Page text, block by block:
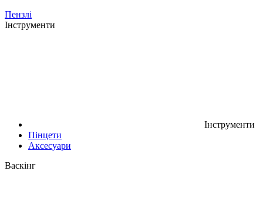
Пензлі
Інструменти
Інструменти
Пінцети
Аксесуари
Васкінг